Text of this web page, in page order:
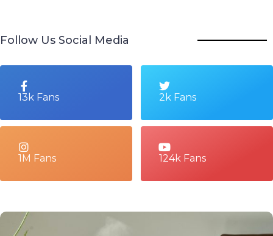
Follow Us Social Media
13k Fans 2k Fans
1M Fans 124k Fans